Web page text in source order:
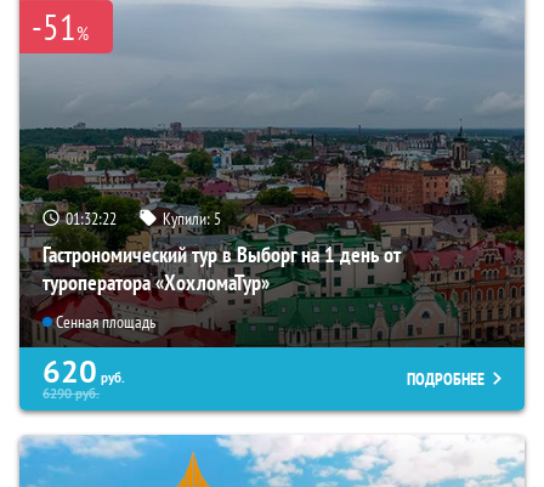
-51%
01:32:20 Купили:5
Гастрономический тур в Выборг на 1 день от
туроператора «ХохломаТур»
Сенная площадь
620 руб.
6290руб.
ПОДРОБНЕЕ